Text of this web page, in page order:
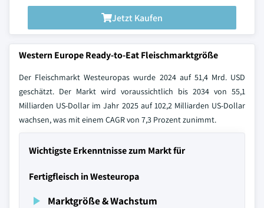
Jetzt Kaufen
Western Europe Ready-to-Eat Fleischmarktgröße
Der Fleischmarkt Westeuropas wurde 2024 auf 51,4 Mrd. USD
geschätzt. Der Markt wird voraussichtlich bis 2034 von 55,1
Milliarden US-Dollar im Jahr 2025 auf 102,2 Milliarden US-Dollar
wachsen, was mit einem CAGR von 7,3 Prozent zunimmt.
Wichtigste Erkenntnisse zum Markt für
Fertigfleisch in Westeuropa
Marktgröße & Wachstum